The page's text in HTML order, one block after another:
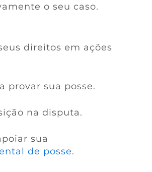
o seu caso.
direitos em ações
provar sua posse.
na disputa.
sua
de posse.